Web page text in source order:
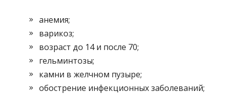
анемия;
варикоз;
возраст до 14 и после 70;
гельминтозы;
камни в желчном пузыре;
обострение инфекционных заболеваний;